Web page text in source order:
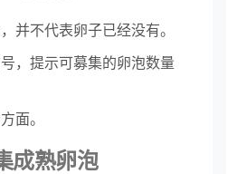
并不代表卵子已经没有。
，提示可募集的卵泡数量
面。
成熟卵泡